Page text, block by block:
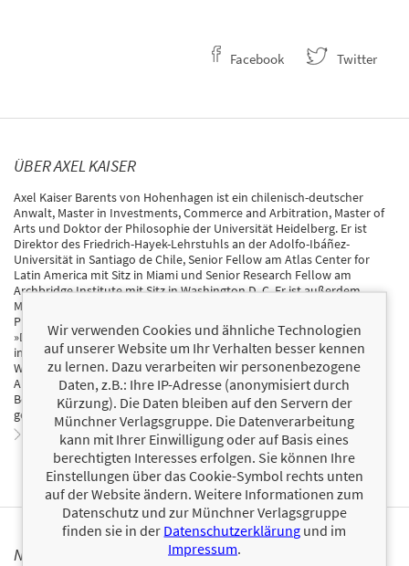
Facebook Twitter
ÜBER AXEL KAISER
Axel Kaiser Barents von Hohenhagen ist ein chilenisch-deutscher
Anwalt, Master in Investments, Commerce and Arbitration, Master of
Arts und Doktor der Philosophie der Universität Heidelberg. Er ist
Direktor des Friedrich-Hayek-Lehrstuhls an der Adolfo-Ibáñez-
Universität in Santiago de Chile, Senior Fellow am Atlas Center for
Latin America mit Sitz in Miami und Senior Research Fellow am
Archbridge Institute mit Sitz in Washington D. C. Er ist außerdem
Mitbegründer und Präsident der Denkfabrik Foundación para el
Progreso in Santiago de Chile. Er ist Kolumnist für die Zeitungen
»Diario Financiero« und »El Mercurio« und veröffentlichte Beiträge in
internationalen Medien wie »The Wall Street Journal«, »The
Washington Post«, »Quillette«, »Forbes.com«, »La Nación de
Argentina« und »El Mundo de España«. Er ist Autor mehrerer
Bestseller und hat für seine Schriften mehrere internationale Preise
gewonnen.
Zum Profil von Axel Kaiser
NEWSLETTER FINANZBUCH VERLAG
Wir verwenden Cookies und ähnliche Technologien
auf unserer Website um Ihr Verhalten besser kennen
zu lernen. Dazu verarbeiten wir personenbezogene
Daten, z.B.: Ihre IP-Adresse (anonymisiert durch
Kürzung). Die Daten bleiben auf den Servern der
Münchner Verlagsgruppe. Die Datenverarbeitung
kann mit Ihrer Einwilligung oder auf Basis eines
berechtigten Interesses erfolgen. Sie können Ihre
Einstellungen über das Cookie-Symbol rechts unten
auf der Website ändern. Weitere Informationen zum
Datenschutz und zur Münchner Verlagsgruppe
finden sie in der Datenschutzerklärung und im
Impressum.